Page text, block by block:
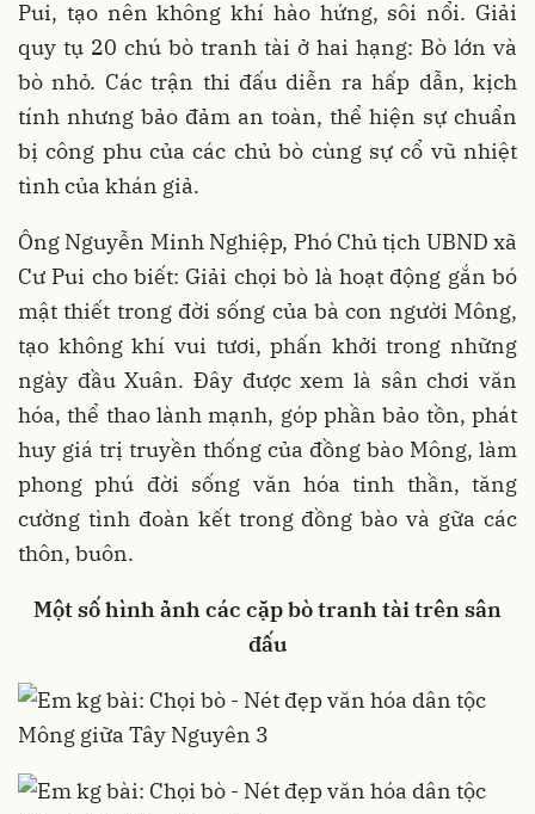
Pui, tạo nên không khí hào hứng, sôi nổi. Giải
quy tụ 20 chú bò tranh tài ở hai hạng: Bò lớn và
bò nhỏ. Các trận thi đấu diễn ra hấp dẫn, kịch
tính nhưng bảo đảm an toàn, thể hiện sự chuẩn
bị công phu của các chủ bò cùng sự cổ vũ nhiệt
tình của khán giả.
Ông Nguyễn Minh Nghiệp, Phó Chủ tịch UBND xã
Cư Pui cho biết: Giải chọi bò là hoạt động gắn bó
mật thiết trong đời sống của bà con người Mông,
tạo không khí vui tươi, phấn khởi trong những
ngày đầu Xuân. Đây được xem là sân chơi văn
hóa, thể thao lành mạnh, góp phần bảo tồn, phát
huy giá trị truyền thống của đồng bào Mông, làm
phong phú đời sống văn hóa tinh thần, tăng
cường tình đoàn kết trong đồng bào và gữa các
thôn, buôn.
Một số hình ảnh các cặp bò tranh tài trên sân
đấu